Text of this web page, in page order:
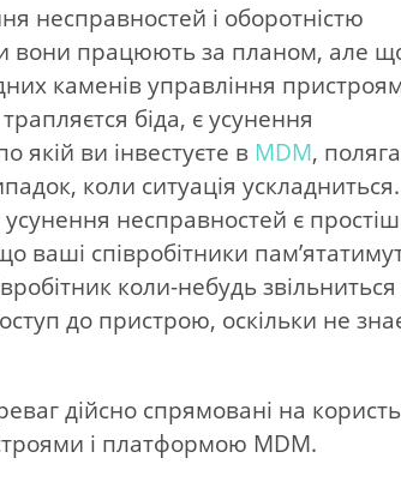
несправностей і оборотністю
вони працюють за планом, але
каменів управління
біда, є усунення
ви інвестуєте в MDM,
коли ситуація ускладниться.
усунення несправностей є
ваші співробітники
коли-небудь звільниться
до пристрою, оскільки не
дійсно спрямовані на користь
і платформою MDM.